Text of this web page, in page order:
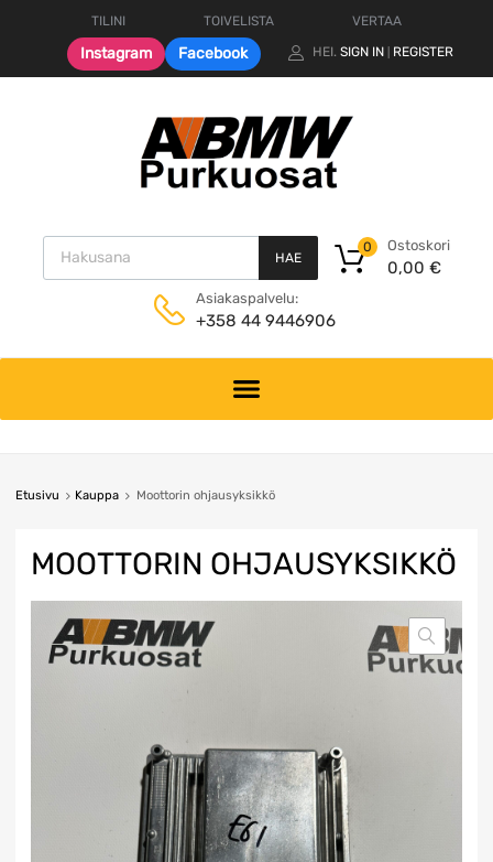
TILINI TOIVELISTA VERTAA
Instagram Facebook HEI. SIGN IN REGISTER
Products search
HAE
Ostoskori
0,00 €
0
Asiakaspalvelu:
+358 44 9446906
content
Etusivu Kauppa Moottorin ohjausyksikkö
MOOTTORIN OHJAUSYKSIKKÖ